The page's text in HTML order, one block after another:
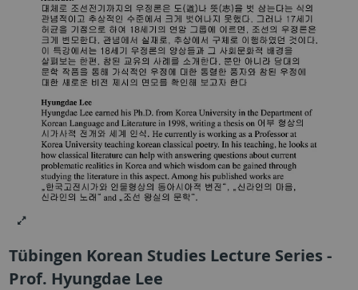
Tübingen Korean Studies Lecture Series -
Prof. Hyungdae Lee